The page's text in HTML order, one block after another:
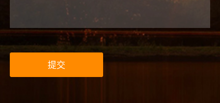
提交